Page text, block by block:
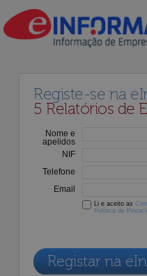
Registe-se na
5 Relatórios de
Nome e
apelidos
NIF
Telefone
Email
Li e aceito as
Política de
Registar na